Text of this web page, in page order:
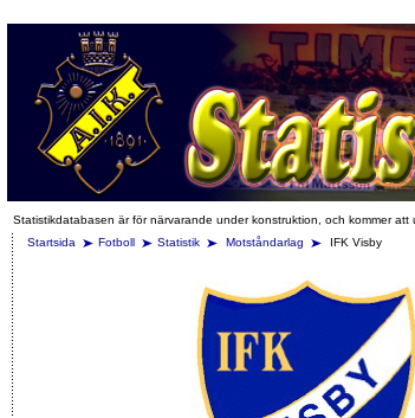
Statistikdatabasen är för närvarande under konstruktion, och kommer att
Startsida
Fotboll Statistik Motståndarlag IFK Visby